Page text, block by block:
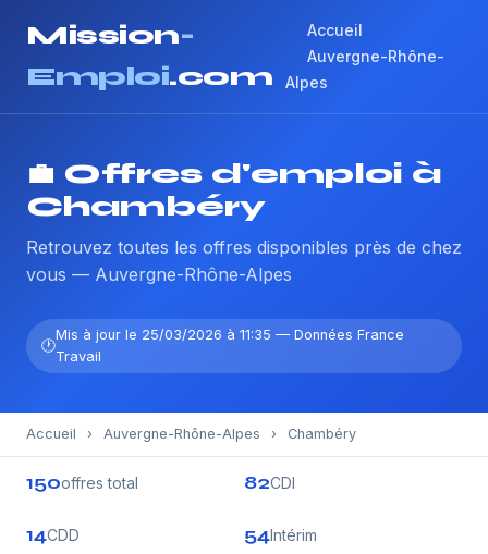
Mission-
Emploi.com
Accueil
Auvergne-Rhône-
Alpes
💼 Offres d'emploi à
Chambéry
Retrouvez toutes les offres disponibles près de chez
vous — Auvergne-Rhône-Alpes
Mis à jour le 25/03/2026 à 11:35 — Données France
Travail
Accueil › Auvergne-Rhône-Alpes › Chambéry
150offres total 82CDI
14CDD 54Intérim